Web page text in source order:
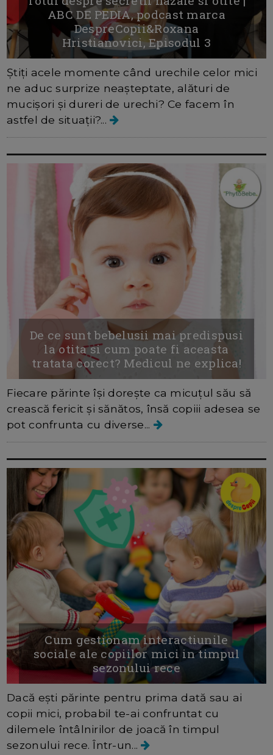
ABC DE PEDIA, podcast marca
DespreCopii&Roxana
Hristianovici, Episodul 3
Știți acele momente când urechile celor mici
ne aduc surprize neașteptate, alături de
mucișori și dureri de urechi? Ce facem în
astfel de situații?...
De ce sunt bebelusii mai predispusi
la otita si cum poate fi aceasta
tratata corect? Medicul ne explica!
Fiecare părinte își dorește ca micuțul său să
crească fericit și sănătos, însă copiii adesea se
pot confrunta cu diverse...
Cum gestionam interactiunile
sociale ale copiilor mici in timpul
sezonului rece
Dacă ești părinte pentru prima dată sau ai
copii mici, probabil te-ai confruntat cu
dilemele întâlnirilor de joacă în timpul
sezonului rece. Într-un...